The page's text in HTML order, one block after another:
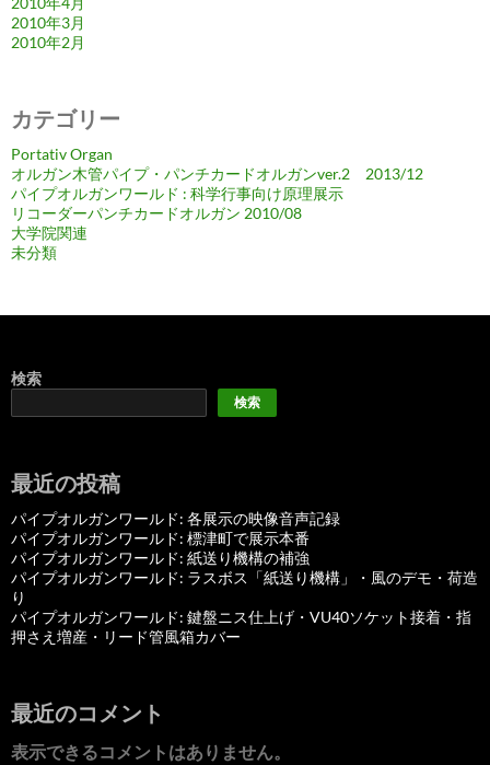
2010年3月
2010年2月
カテゴリー
Portativ Organ
オルガン木管パイプ・パンチカードオルガンver.2 2013/12
パイプオルガンワールド : 科学行事向け原理展示
リコーダーパンチカードオルガン 2010/08
大学院関連
未分類
検索
検索
最近の投稿
パイプオルガンワールド: 各展示の映像音声記録
パイプオルガンワールド: 標津町で展示本番
パイプオルガンワールド: 紙送り機構の補強
パイプオルガンワールド: ラスボス「紙送り機構」・風のデモ・荷造
り
パイプオルガンワールド: 鍵盤ニス仕上げ・VU40ソケット接着・指
押さえ増産・リード管風箱カバー
最近のコメント
表示できるコメントはありません。